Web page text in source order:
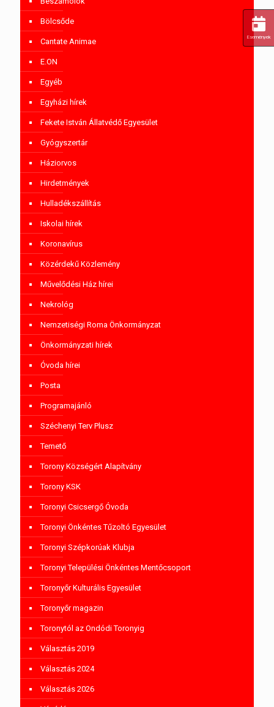
Bölcsőde
Cantate Animae
E.ON
Egyéb
Egyházi hírek
Fekete István Állatvédő Egyesület
Gyógyszertár
Háziorvos
Hirdetmények
Hulladékszállítás
Iskolai hírek
Koronavírus
Közérdekű Közlemény
Művelődési Ház hírei
Nekrológ
Nemzetiségi Roma Önkormányzat
Önkormányzati hírek
Óvoda hírei
Posta
Programajánló
Széchenyi Terv Plusz
Temető
Torony Községért Alapítvány
Torony KSK
Toronyi Csicsergő Óvoda
Toronyi Önkéntes Tűzoltó Egyesület
Toronyi Szépkorúak Klubja
Toronyi Települési Önkéntes Mentőcsoport
Toronyőr Kulturális Egyesület
Toronyőr magazin
Toronytól az Ondódi Toronyig
Választás 2019
Választás 2024
Választás 2026
Események